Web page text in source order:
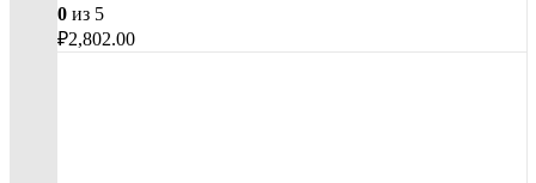
0 из 5
₽2,802.00